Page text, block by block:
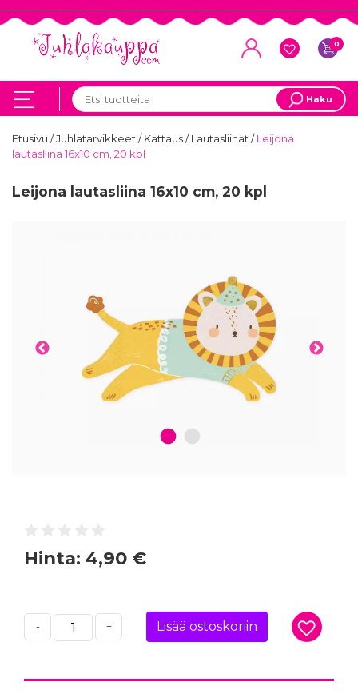
0
Haku
Etusivu /Juhlatarvikkeet/Kattaus/Lautasliinat/Leijona
lautasliina 16x10 cm, 20 kpl
Leijona lautasliina 16x10 cm, 20 kpl
1 2
Hinta: 4,90 €
- + Lisää ostoskoriin